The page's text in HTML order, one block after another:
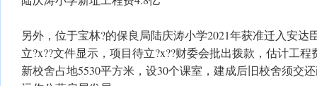
另外，位于宝林?的保良局陆庆涛小学2021年获准迁入安达
立?x??文件显示，项目待立?x??财委会批出拨款，估计工
新校舍占地5530平方米，设30个课室，建成后旧校舍须交